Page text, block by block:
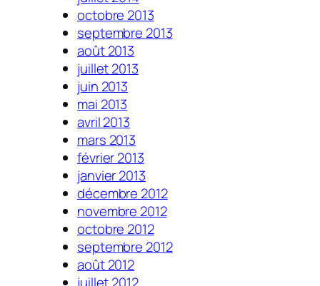
octobre 2013
septembre 2013
août 2013
juillet 2013
juin 2013
mai 2013
avril 2013
mars 2013
février 2013
janvier 2013
décembre 2012
novembre 2012
octobre 2012
septembre 2012
août 2012
juillet 2012